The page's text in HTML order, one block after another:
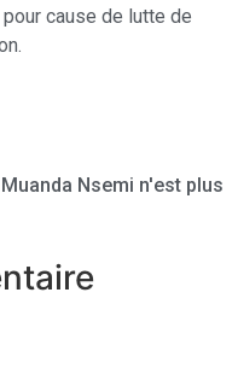
cause de lutte de
Muanda Nsemi n'est plus